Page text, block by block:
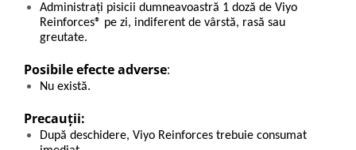
Administrați pisicii dumneavoastră 1 doză de Viyo
Reinforces® pe zi, indiferent de vârstă, rasă sau
greutate.
Posibile efecte adverse:
Nu există.
Precauții:
După deschidere, Viyo Reinforces trebuie consumat